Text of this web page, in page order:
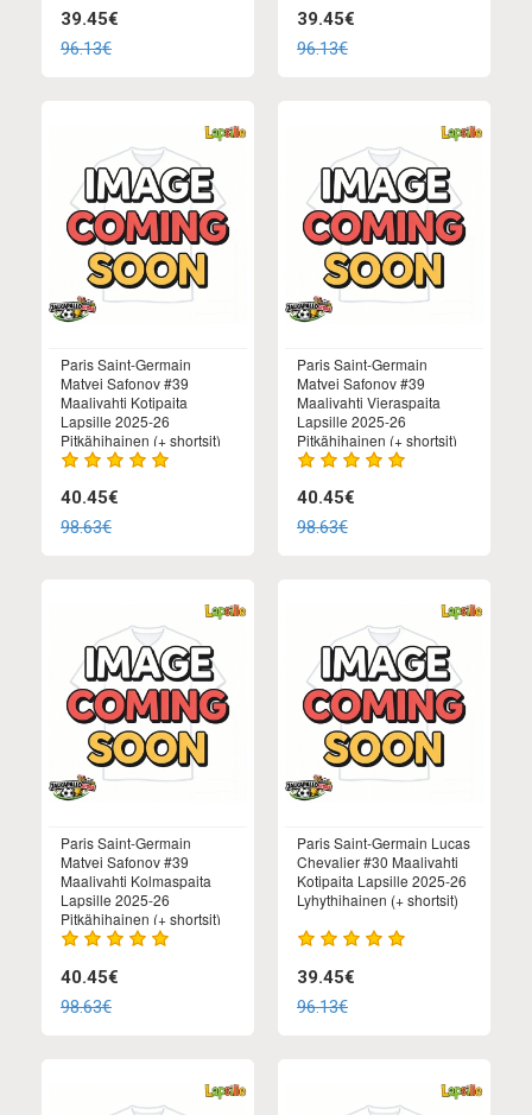
39.45€
96.13€
39.45€
96.13€
Paris Saint-Germain
Matvei Safonov #39
Maalivahti Kotipaita
Lapsille 2025-26
Pitkähihainen (+ shortsit)
40.45€
98.63€
Paris Saint-Germain
Matvei Safonov #39
Maalivahti Vieraspaita
Lapsille 2025-26
Pitkähihainen (+ shortsit)
40.45€
98.63€
Paris Saint-Germain
Matvei Safonov #39
Maalivahti Kolmaspaita
Lapsille 2025-26
Pitkähihainen (+ shortsit)
40.45€
98.63€
Paris Saint-Germain Lucas
Chevalier #30 Maalivahti
Kotipaita Lapsille 2025-26
Lyhythihainen (+ shortsit)
39.45€
96.13€